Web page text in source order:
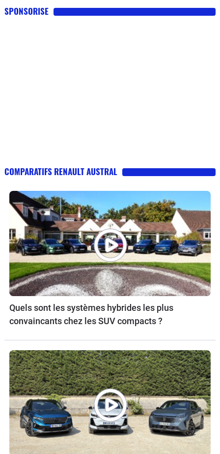
SPONSORISE
COMPARATIFS RENAULT AUSTRAL
Quels sont les systèmes hybrides les plus
convaincants chez les SUV compacts ?